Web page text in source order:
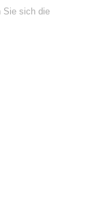
Sie sich die